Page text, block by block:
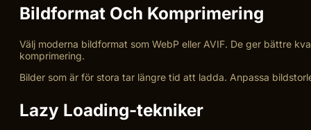
Bildformat Och Komprimering
Välj moderna bildformat som WebP eller AVIF. De ger bättre
komprimering.
Bilder som är för stora tar längre tid att ladda. Anpassa
Lazy Loading-tekniker